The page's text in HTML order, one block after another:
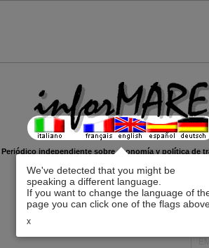
We've detected that you might be
speaking a different language.
If you want to change the language of
page you can click one of the flags
x
Periódico independiente sobre economía y política de